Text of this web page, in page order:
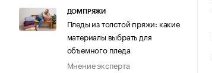
ДОМПРЯЖИ
Пледы из толстой пряжи: какие
материалы выбрать для
объемного пледа
Мнение эксперта